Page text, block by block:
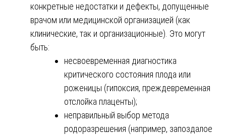
конкретные недостатки и дефекты, допущенные
врачом или медицинской организацией (как
клинические, так и организационные). Это могут
быть:
несвоевременная диагностика
критического состояния плода или
роженицы (гипоксия, преждевременная
отслойка плаценты);
неправильный выбор метода
родоразрешения (например, запоздалое